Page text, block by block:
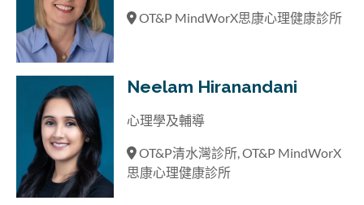
OT&P MindWorX思康心理健康診所
Neelam Hiranandani
心理學及輔導
OT&P清水灣診所, OT&P MindWorX
思康心理健康診所